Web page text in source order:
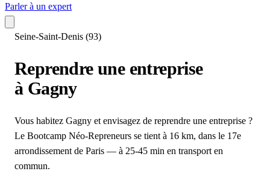
Parler à un expert
Seine-Saint-Denis (93)
Reprendre une entreprise
à Gagny
Vous habitez Gagny et envisagez de reprendre une entreprise ?
Le Bootcamp Néo-Repreneurs se tient à 16 km, dans le 17e
arrondissement de Paris — à 25-45 min en transport en
commun.